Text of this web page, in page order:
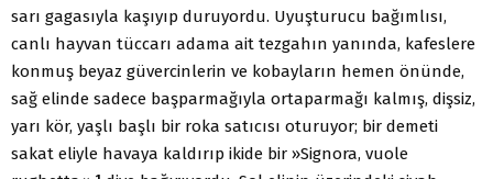
sarı gagasıyla kaşıyıp duruyordu. Uyuşturucu bağımlısı,
canlı hayvan tüccarı adama ait tezgahın yanında, kafeslere
konmuş beyaz güvercinlerin ve kobayların hemen önünde,
sağ elinde sadece başparmağıyla ortaparmağı kalmış, dişsiz,
yarı kör, yaşlı başlı bir roka satıcısı oturuyor; bir demeti
sakat eliyle havaya kaldırıp ikide bir »Signora, vuole